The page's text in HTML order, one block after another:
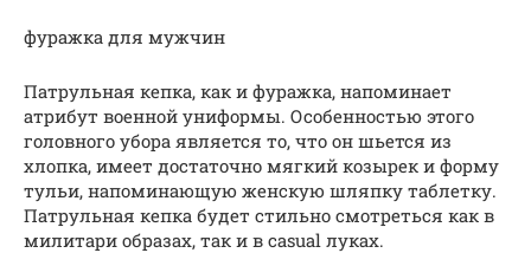
фуражка для мужчин
Патрульная кепка, как и фуражка, напоминает
атрибут военной униформы. Особенностью этого
головного убора является то, что он шьется из
хлопка, имеет достаточно мягкий козырек и форму
тульи, напоминающую женскую шляпку таблетку.
Патрульная кепка будет стильно смотреться как в
милитари образах, так и в casual луках.